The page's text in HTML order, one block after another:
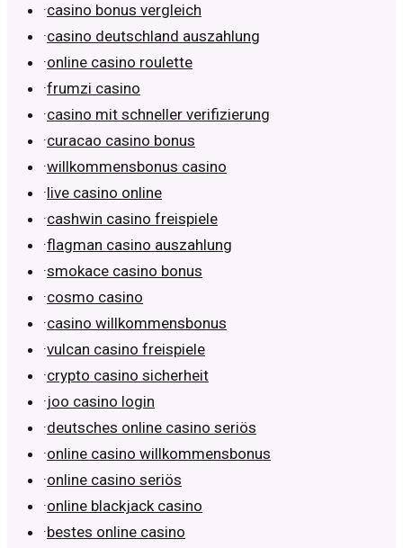
·casino bonus vergleich
·casino deutschland auszahlung
·online casino roulette
·frumzi casino
·casino mit schneller verifizierung
·curacao casino bonus
·willkommensbonus casino
·live casino online
·cashwin casino freispiele
·flagman casino auszahlung
·smokace casino bonus
·cosmo casino
·casino willkommensbonus
·vulcan casino freispiele
·crypto casino sicherheit
·joo casino login
·deutsches online casino seriös
·online casino willkommensbonus
·online casino seriös
·online blackjack casino
·bestes online casino